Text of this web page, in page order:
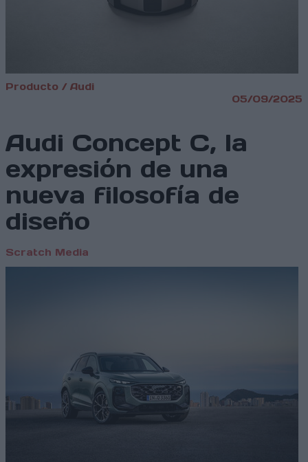
Producto / Audi
05/09/2025
Audi Concept C, la
expresión de una
nueva filosofía de
diseño
Scratch Media